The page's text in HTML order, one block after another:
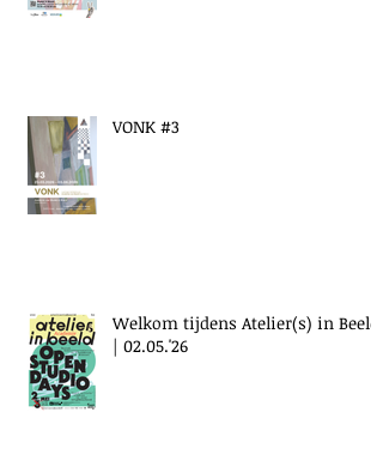
VONK #3
Welkom tijdens Atelier(s) in Beeld
| 02.05.'26